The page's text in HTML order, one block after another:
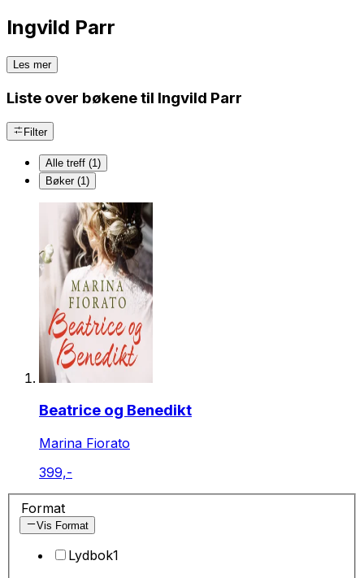
Ingvild Parr
Les mer
Liste over bøkene til Ingvild Parr
Filter
Alle treff (1)
Bøker (1)
Beatrice og Benedikt
Marina Fiorato
399,-
Format
Vis Format
Lydbok1